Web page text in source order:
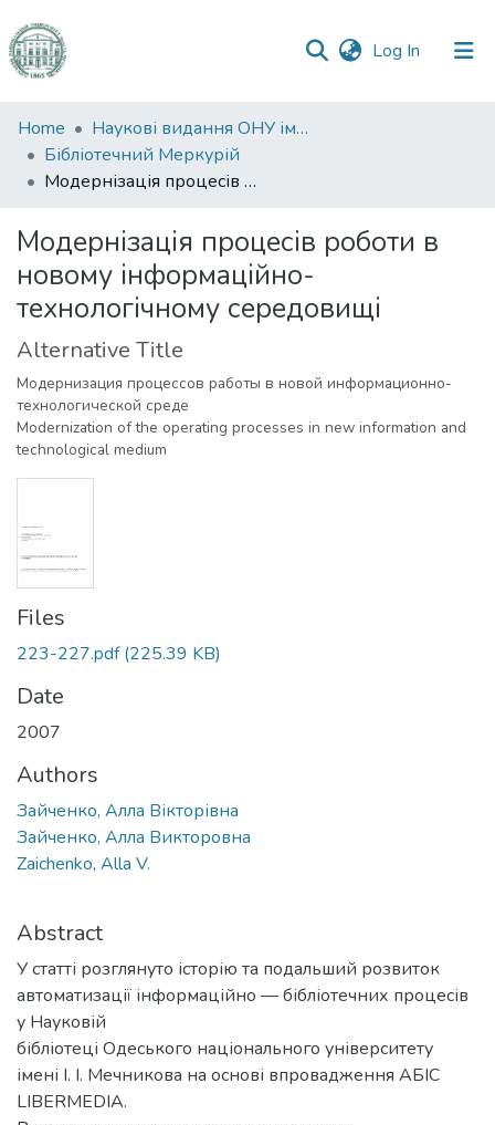
Log In (current)
Communities
&
Collections
Statistics
Home
Наукові видання ОНУ імені І. І. Мечникова
Бібліотечний Меркурій
Модернізація процесів роботи в новому інформаційно-технологічному середовищі
Модернізація процесів роботи в
новому інформаційно-
технологічному середовищі
Alternative Title
Модернизация процессов работы в новой информационно-
технологической среде
Modernization of the operating processes in new information and
technological medium
Files
223-227.pdf(225.39 KB)
Date
2007
Authors
Зайченко, Алла Вікторівна
Зайченко, Алла Викторовна
Zaichenko, Аlla V.
Abstract
У статті розглянуто історію та подальший розвиток
автоматизації інформаційно — бібліотечних процесів
у Науковій
бібліотеці Одеського національного університету
імені І. І. Мечникова на основі впровадження АБІС
LIBERMEDIA.